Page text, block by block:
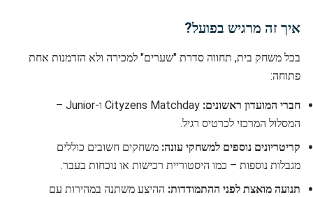
איך זה מרגיש בפועל?
בכל משחק בית, תחווה סדרת "שערים" למכירה ולא הזדמנות אחת
פתוחה:
חברי המועדון ראשונים:
Cityzens Matchday ו-Junior –
המסלול המרכזי לכרטיס רגיל.
קריטריונים נוספים למשחקי עונה: משחקים חשובים כוללים
מגבלות נוספות – כמו היסטוריית רכישות או נוכחות בעבר.
תנועה מואצת לפני ההתמודדות: ההיצע משתנה במהירות עם